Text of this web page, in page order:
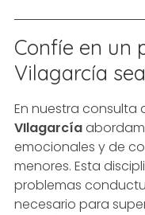
Confíe en un
Vilagarcía
En nuestra consulta
VIlagarcía
emocionales y de
menores. Esta
problemas
necesario para